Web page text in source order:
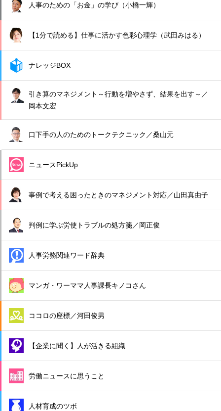
人事のための「お金」の学び（小橋一輝）
【1分で読める】仕事に活かす色彩心理学（武田みはる）
ナレッジBOX
引き算のマネジメント～行動を増やさず、結果を出す～／
岡本文宏
口下手の人のためのトークテクニック／桑山元
ニュースPickUp
事例で考える困ったときのマネジメント対応／山田真由子
判例に学ぶ労使トラブルの処方箋／岡正俊
人事労務関連ワード辞典
マンガ・ワーママ人事課長キノコさん
ココロの座標／河田俊男
【企業に聞く】人が活きる組織
労働ニュースに思うこと
人材育成のツボ